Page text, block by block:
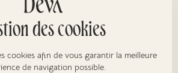
des cookies
cookies afin de vous garantir la meilleure
de navigation possible.